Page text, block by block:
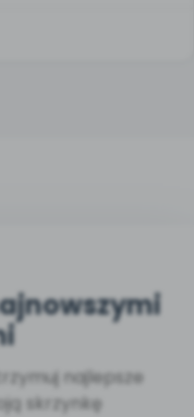
najlepsze
skrzynkę